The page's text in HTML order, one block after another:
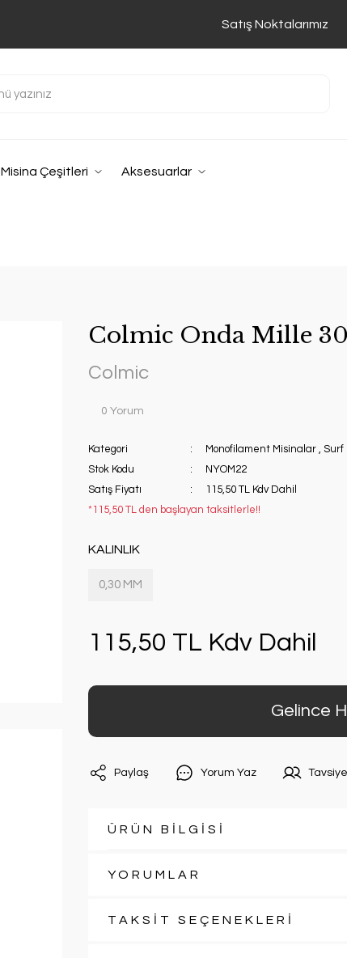
Satış Noktalarımız
Misina Çeşitleri Aksesuarlar
Colmic Onda Mille
Colmic
0 Yorum
Kategori Monofilament Misinalar , Surf
Stok Kodu
NYOM22
Satış Fiyatı
115,50 TL Kdv Dahil
*115,50 TL den başlayan taksitlerle!!
KALINLIK
0,30 MM
115,50 TL Kdv Dahil
Gelince
Paylaş Yorum Yaz
ÜRÜN BİLGİSİ
YORUMLAR
TAKSİT SEÇENEKLERİ